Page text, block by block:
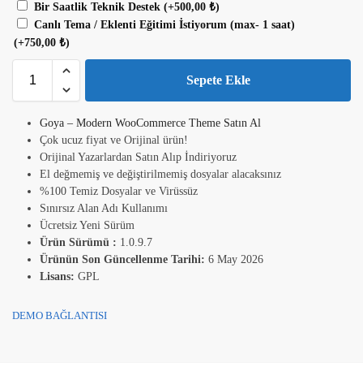
Bir Saatlik Teknik Destek (+500,00 ₺)
Canlı Tema / Eklenti Eğitimi İstiyorum (max- 1 saat)
(+750,00 ₺)
Sepete Ekle
Goya – Modern WooCommerce Theme Satın Al
Çok ucuz fiyat ve Orijinal ürün!
Orijinal Yazarlardan Satın Alıp İndiriyoruz
El değmemiş ve değiştirilmemiş dosyalar alacaksınız
%100 Temiz Dosyalar ve Virüssüz
Sınırsız Alan Adı Kullanımı
Ücretsiz Yeni Sürüm
Ürün Sürümü : 1.0.9.7
Ürünün Son Güncellenme Tarihi: 6 May 2026
Lisans: GPL
DEMO BAĞLANTISI